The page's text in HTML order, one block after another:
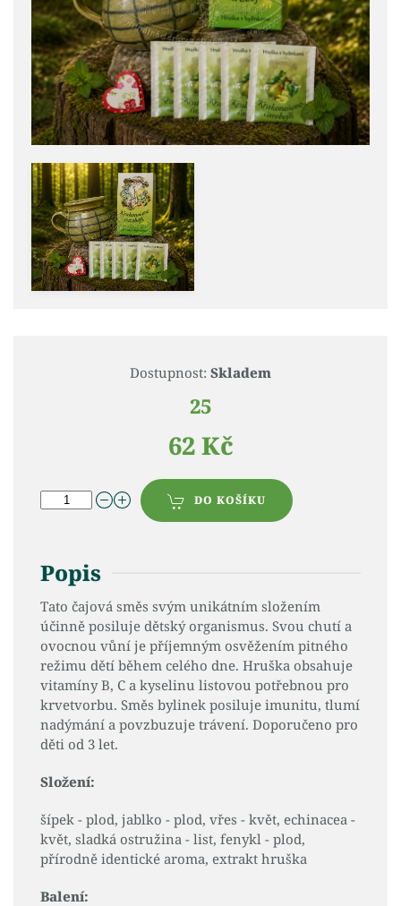
Dostupnost: Skladem
25
62 Kč
DO KOŠÍKU
Popis
Tato čajová směs svým unikátním složením
účinně posiluje dětský organismus. Svou chutí a
ovocnou vůní je příjemným osvěžením pitného
režimu dětí během celého dne. Hruška obsahuje
vitamíny B, C a kyselinu listovou potřebnou pro
krvetvorbu. Směs bylinek posiluje imunitu, tlumí
nadýmání a povzbuzuje trávení. Doporučeno pro
děti od 3 let.
Složení:
šípek - plod, jablko - plod, vřes - květ, echinacea -
květ, sladká ostružina - list, fenykl - plod,
přírodně identické aroma, extrakt hruška
Balení: